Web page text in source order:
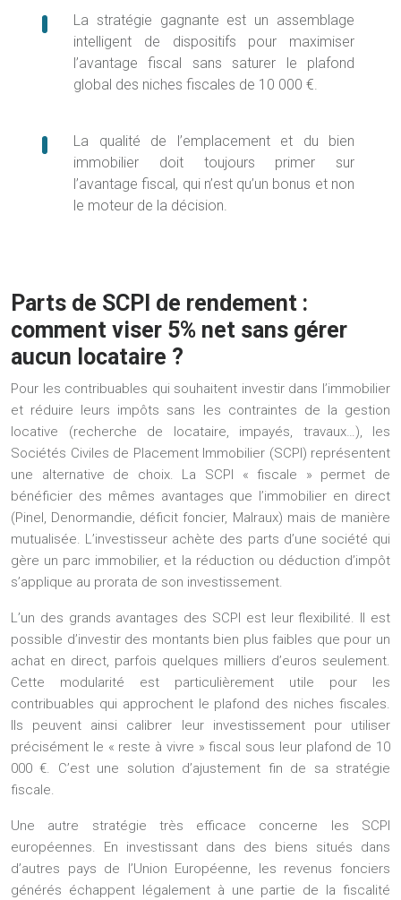
La stratégie gagnante est un assemblage
intelligent de dispositifs pour maximiser
l’avantage fiscal sans saturer le plafond
global des niches fiscales de 10 000 €.
La qualité de l’emplacement et du bien
immobilier doit toujours primer sur
l’avantage fiscal, qui n’est qu’un bonus et non
le moteur de la décision.
Parts de SCPI de rendement :
comment viser 5% net sans gérer
aucun locataire ?
Pour les contribuables qui souhaitent investir dans l’immobilier
et réduire leurs impôts sans les contraintes de la gestion
locative (recherche de locataire, impayés, travaux…), les
Sociétés Civiles de Placement Immobilier (SCPI) représentent
une alternative de choix. La SCPI « fiscale » permet de
bénéficier des mêmes avantages que l’immobilier en direct
(Pinel, Denormandie, déficit foncier, Malraux) mais de manière
mutualisée. L’investisseur achète des parts d’une société qui
gère un parc immobilier, et la réduction ou déduction d’impôt
s’applique au prorata de son investissement.
L’un des grands avantages des SCPI est leur flexibilité. Il est
possible d’investir des montants bien plus faibles que pour un
achat en direct, parfois quelques milliers d’euros seulement.
Cette modularité est particulièrement utile pour les
contribuables qui approchent le plafond des niches fiscales.
Ils peuvent ainsi calibrer leur investissement pour utiliser
précisément le « reste à vivre » fiscal sous leur plafond de 10
000 €. C’est une solution d’ajustement fin de sa stratégie
fiscale.
Une autre stratégie très efficace concerne les SCPI
européennes. En investissant dans des biens situés dans
d’autres pays de l’Union Européenne, les revenus fonciers
générés échappent légalement à une partie de la fiscalité